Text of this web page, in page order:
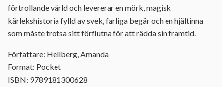
förtrollande värld och levererar en mörk, magisk
kärlekshistoria fylld av svek, farliga begär och en hjältinna
som måste trotsa sitt förflutna för att rädda sin framtid.
Författare: Hellberg, Amanda
Format: Pocket
ISBN: 9789181300628